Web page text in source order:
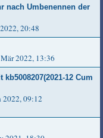
nach Umbenennen der
20:48
2022, 13:36
12 Cum
2022, 09:12